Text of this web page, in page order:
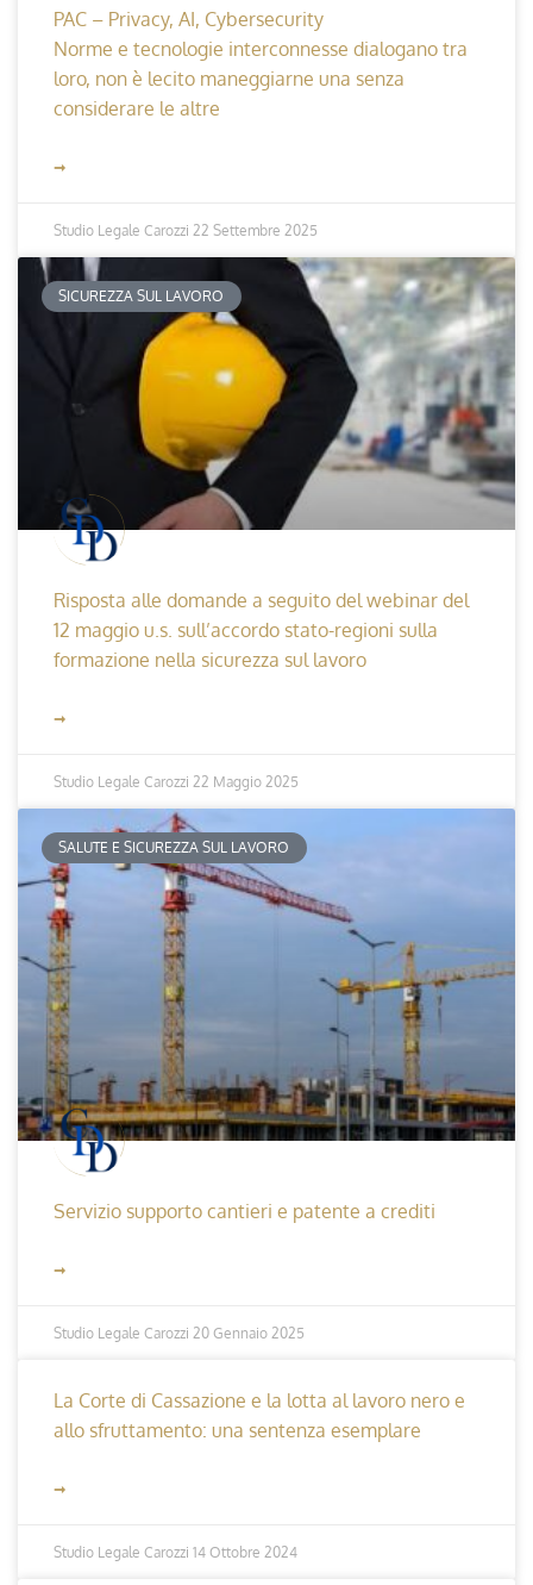
PAC – Privacy, AI, Cybersecurity
Norme e tecnologie interconnesse dialogano tra
loro, non è lecito maneggiarne una senza
considerare le altre
➞
Studio Legale Carozzi 22 Settembre 2025
SICUREZZA SUL LAVORO
Risposta alle domande a seguito del webinar del
12 maggio u.s. sull’accordo stato-regioni sulla
formazione nella sicurezza sul lavoro
➞
Studio Legale Carozzi 22 Maggio 2025
SALUTE E SICUREZZA SUL LAVORO
Servizio supporto cantieri e patente a crediti
➞
Studio Legale Carozzi 20 Gennaio 2025
La Corte di Cassazione e la lotta al lavoro nero e
allo sfruttamento: una sentenza esemplare
➞
Studio Legale Carozzi 14 Ottobre 2024